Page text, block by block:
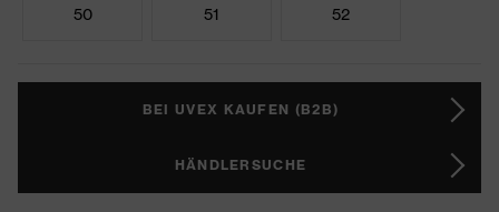
50 51 52
BEI UVEX KAUFEN (B2B)
HÄNDLERSUCHE